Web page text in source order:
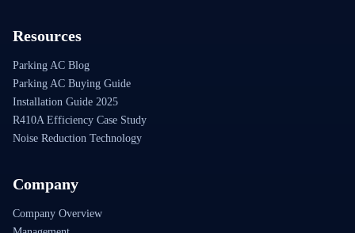
Resources
Parking AC Blog
Parking AC Buying Guide
Installation Guide 2025
R410A Efficiency Case Study
Noise Reduction Technology
Company
Company Overview